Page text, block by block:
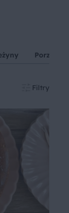
Porzeczki
Filtry